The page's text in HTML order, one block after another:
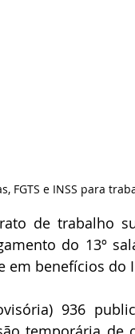
FGTS e INSS para
de trabalho
do 13º
em benefícios do
936